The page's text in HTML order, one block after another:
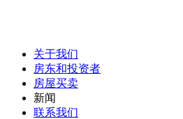
关于我们
房东和投资者
房屋买卖
新闻
联系我们